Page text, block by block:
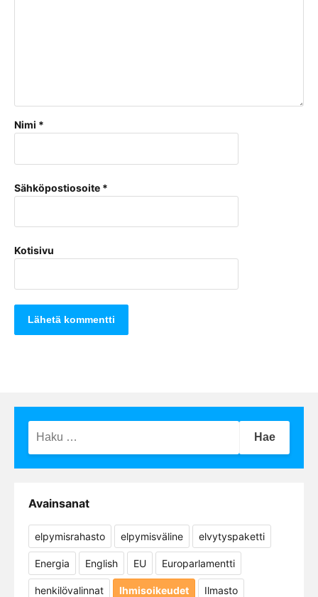
Nimi *
Sähköpostiosoite *
Kotisivu
Avainsanat
elpymisrahasto elpymisväline elvytyspaketti
Energia English EU Europarlamentti
henkilövalinnat Ihmisoikeudet Ilmasto